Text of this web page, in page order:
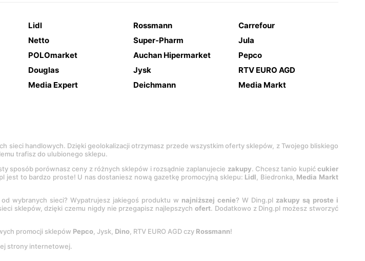
Lidl Rossmann
Carrefour
Netto Super-Pharm
Jula
POLOmarket Auchan Hipermarket
Pepco
Douglas Jysk
RTV EURO AGD
Media Expert Deichmann Media Markt
sieci handlowych. Dzięki geolokalizacji otrzymasz przede wszystkim oferty sklepów, z Twojego bliskiego
trafisz do ulubionego sklepu.
sposób porównasz ceny z różnych sklepów i rozsądnie zaplanujecie zakupy. Chcesz tanio kupićcukier
jest to bardzo proste! U nas dostaniesz nową gazetkę promocyjną sklepu: Lidl, Biedronka, Media Markt
wybranych sieci? Wypatrujesz jakiegoś produktu w najniższej cenie? W Ding.pl zakupy są proste i
sklepów, dzięki czemu nigdy nie przegapisz najlepszychofert. Dodatkowo z Ding.pl możesz stworzyć
promocji sklepów Pepco, Jysk, Dino, RTV EURO AGD czy Rossmann!
strony internetowej.